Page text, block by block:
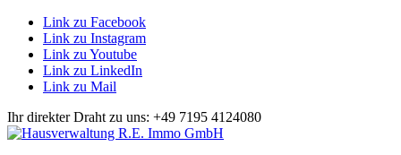
Link zu Facebook
Link zu Instagram
Link zu Youtube
Link zu LinkedIn
Link zu Mail
Ihr direkter Draht zu uns: +49 7195 4124080